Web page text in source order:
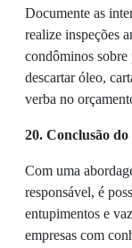
Documente as
realize inspeções
condôminos sobre
descartar óleo,
verba no
20. Conclusão do
Com uma
responsável, é
entupimentos e
empresas com